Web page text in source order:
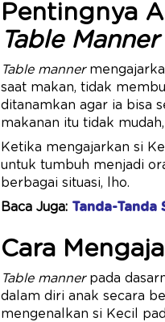
Pentingnya
Table Manner
Table manner
saat makan, tidak
ditanamkan agar ia bisa
makanan itu tidak mudah,
Ketika mengajarkan si
untuk tumbuh menjadi
berbagai situasi, lho.
Baca Juga: Tanda-Tanda
Cara
Table mannerpada
dalam diri anak secara
mengenalkan si Kecil